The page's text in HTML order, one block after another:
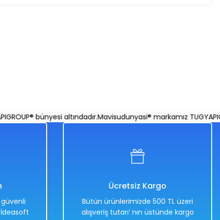
Sesli Müzikli Gitar - Mavi Su Dünyası
bünyesi altındadır.Mavisudunyasi® markamız
güvenli
İdeasoft
Ücretsiz Kargo
Bütün ürünlerimizde 500 TL üzeri
alışveriş tutarı’ nın üstünde kargo